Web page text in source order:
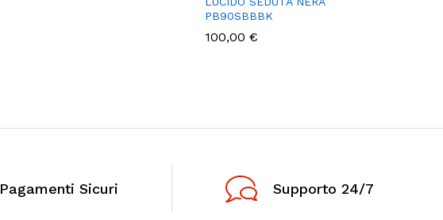
PB90SBBBK
100,00 €
Pagamenti Sicuri Supporto 24/7